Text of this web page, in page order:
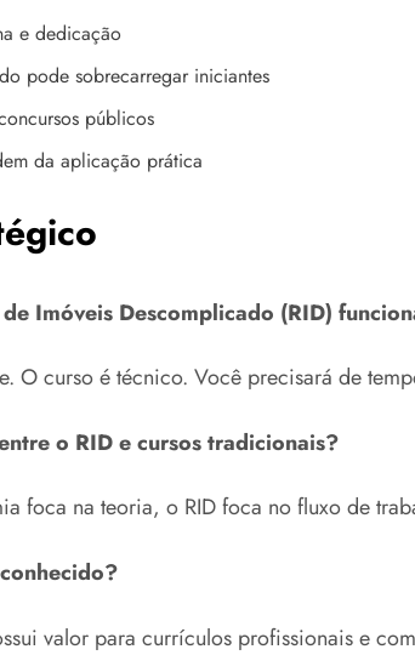
e dedicação
pode sobrecarregar iniciantes
públicos
da aplicação prática
Imóveis Descomplicado (RID)
O curso é técnico. Você precisará de
o RID e cursos tradicionais?
foca na teoria, o RID foca no fluxo de
valor para currículos profissionais e